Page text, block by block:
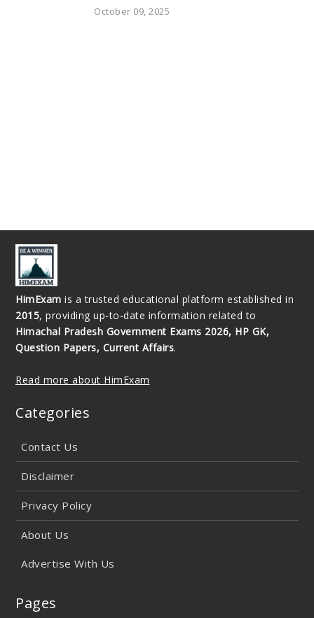
October 09, 2025
HimExam is a trusted educational platform established in
2015, providing up-to-date information related to
Himachal Pradesh Government Exams 2026, HP GK,
Question Papers, Current Affairs.
Read more about HimExam
Categories
Contact Us
Disclaimer
Privacy Policy
About Us
Advertise With Us
Pages